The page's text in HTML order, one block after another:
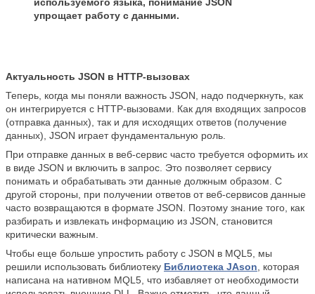
используемого языка, понимание JSON
упрощает работу с данными.
Актуальность JSON в HTTP-вызовах
Теперь, когда мы поняли важность JSON, надо подчеркнуть, как
он интегрируется с HTTP-вызовами. Как для входящих запросов
(отправка данных), так и для исходящих ответов (получение
данных), JSON играет фундаментальную роль.
При отправке данных в веб-сервис часто требуется оформить их
в виде JSON и включить в запрос. Это позволяет сервису
понимать и обрабатывать эти данные должным образом. С
другой стороны, при получении ответов от веб-сервисов данные
часто возвращаются в формате JSON. Поэтому знание того, как
разбирать и извлекать информацию из JSON, становится
критически важным.
Чтобы еще больше упростить работу с JSON в MQL5, мы
решили использовать библиотеку Библиотека JAson, которая
написана на нативном MQL5, что избавляет от необходимости